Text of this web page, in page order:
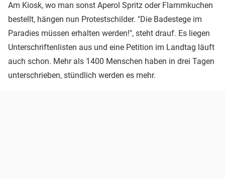
Am Kiosk, wo man sonst Aperol Spritz oder Flammkuchen
bestellt, hängen nun Protestschilder. "Die Badestege im
Paradies müssen erhalten werden!", steht drauf. Es liegen
Unterschriftenlisten aus und eine Petition im Landtag läuft
auch schon. Mehr als 1400 Menschen haben in drei Tagen
unterschrieben, stündlich werden es mehr.